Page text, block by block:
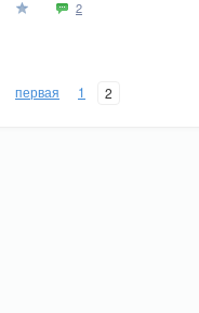
2
первая 1 2